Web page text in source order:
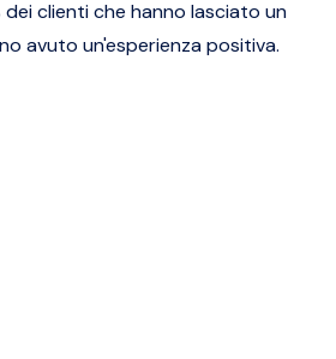
dei clienti che hanno lasciato un
avuto un'esperienza positiva.